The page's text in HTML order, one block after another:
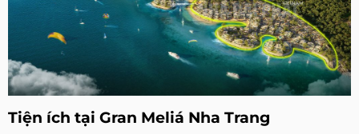
Tiện ích tại Gran Meliá Nha Trang